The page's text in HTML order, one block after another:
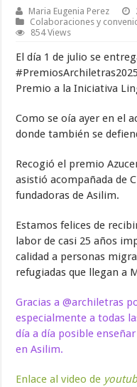
Maria Eugenia Perez
Colaboraciones y
854 Views
El día 1 de julio se
Premio a la Iniciativa
Como se oía ayer en el
donde también se
Recogió el premio
asistió acompañada de
fundadoras de Asilim.
Estamos felices de
labor de casi 25 años
calidad a personas
refugiadas que llegan a
Gracias a @archiletras
especialmente a todas
día a día posible
en Asilim.
Enlace al video de